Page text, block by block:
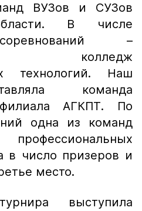
ВУЗов и СУЗов
В числе
–
колледж
технологий. Наш
команда
филиала АГКПТ. По
одна из команд
в число призеров и
место.
выступила